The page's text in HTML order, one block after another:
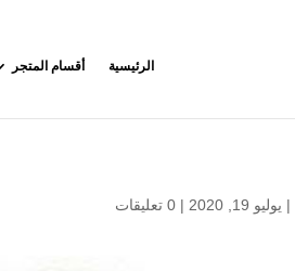
الرئيسية أقسام المتجر
| يوليو 19, 2020 | 0 تعليقات